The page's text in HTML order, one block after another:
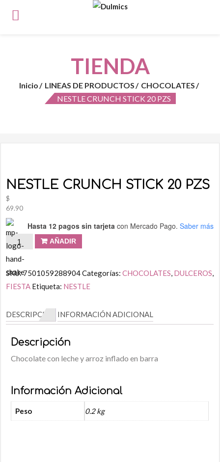
TIENDA
Inicio LINEAS DE PRODUCTOS
CHOCOLATES
NESTLE CRUNCH STICK 20 PZS
NESTLE CRUNCH STICK 20 PZS
$
69.90
Hasta 12 pagos sin tarjeta con Mercado Pago. Saber más
AÑADIR
SKU:7501059288904Categorías:CHOCOLATES, DULCEROS,
FIESTA Etiqueta: NESTLE
DESCRIPCIÓN INFORMACIÓN ADICIONAL
Descripción
Chocolate con leche y arroz inflado en barra
Información Adicional
Peso 0.2 kg